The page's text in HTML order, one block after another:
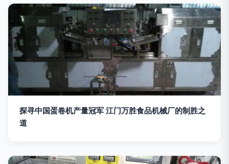
探寻中国蛋卷机产量冠军 江门万胜食品机械厂的制胜之
道